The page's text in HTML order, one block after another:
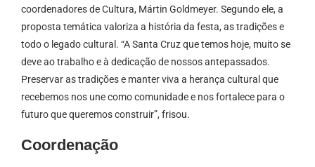
coordenadores de Cultura, Mártin Goldmeyer. Segundo ele, a
proposta temática valoriza a história da festa, as tradições e
todo o legado cultural. “A Santa Cruz que temos hoje, muito se
deve ao trabalho e à dedicação de nossos antepassados.
Preservar as tradições e manter viva a herança cultural que
recebemos nos une como comunidade e nos fortalece para o
futuro que queremos construir”, frisou.
Coordenação